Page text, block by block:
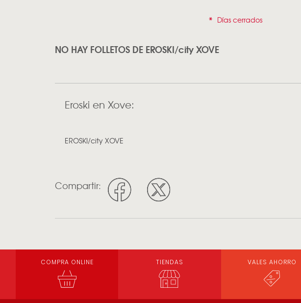
* Días cerrados
NO HAY FOLLETOS DE EROSKI/city XOVE
Eroski en Xove:
EROSKI/city XOVE
Compartir:
COMPRA ONLINE TIENDAS VALES AHORRO